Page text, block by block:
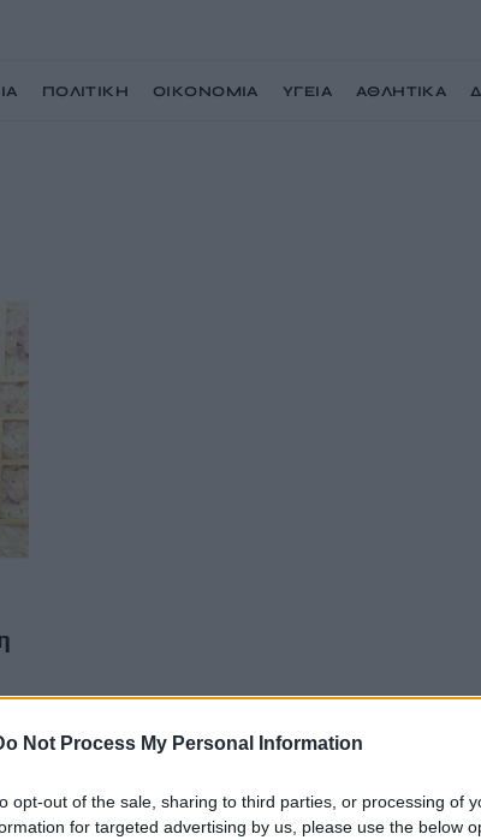
Not Process My Personal Information
opt-out of the sale, sharing to third parties, or processing of
for targeted advertising by us, please use the below
ΠΟΛΙΤΙΚΗ ΟΙΚΟΝΟΜΙΑ ΥΓΕΙΑ ΑΘΛΗΤΙΚΑ